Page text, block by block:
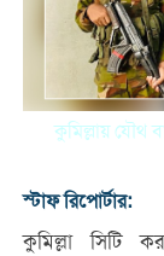
কুমিল্লায় যৌথ
স্টাফ রিপোর্টার:
কুমিল্লা সিটি